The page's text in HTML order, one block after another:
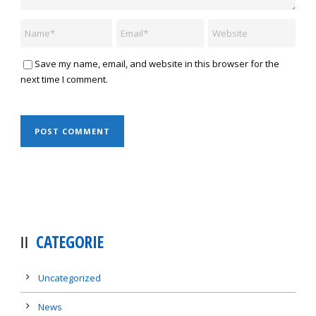
Save my name, email, and website in this browser for the
next time I comment.
CATEGORIE
Uncategorized
News